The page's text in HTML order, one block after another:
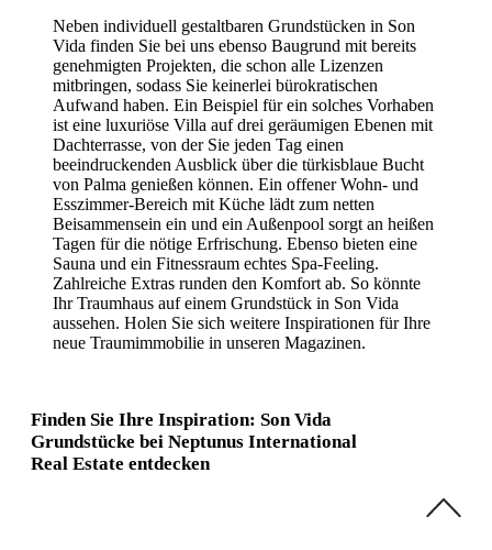
Neben individuell gestaltbaren Grundstücken in Son
Vida finden Sie bei uns ebenso Baugrund mit bereits
genehmigten Projekten, die schon alle Lizenzen
mitbringen, sodass Sie keinerlei bürokratischen
Aufwand haben. Ein Beispiel für ein solches Vorhaben
ist eine luxuriöse Villa auf drei geräumigen Ebenen mit
Dachterrasse, von der Sie jeden Tag einen
beeindruckenden Ausblick über die türkisblaue Bucht
von Palma genießen können. Ein offener Wohn- und
Esszimmer-Bereich mit Küche lädt zum netten
Beisammensein ein und ein Außenpool sorgt an heißen
Tagen für die nötige Erfrischung. Ebenso bieten eine
Sauna und ein Fitnessraum echtes Spa-Feeling.
Zahlreiche Extras runden den Komfort ab. So könnte
Ihr Traumhaus auf einem Grundstück in Son Vida
aussehen. Holen Sie sich weitere Inspirationen für Ihre
neue Traumimmobilie in unseren Magazinen.
Finden Sie Ihre Inspiration: Son Vida
Grundstücke bei Neptunus International
Real Estate entdecken